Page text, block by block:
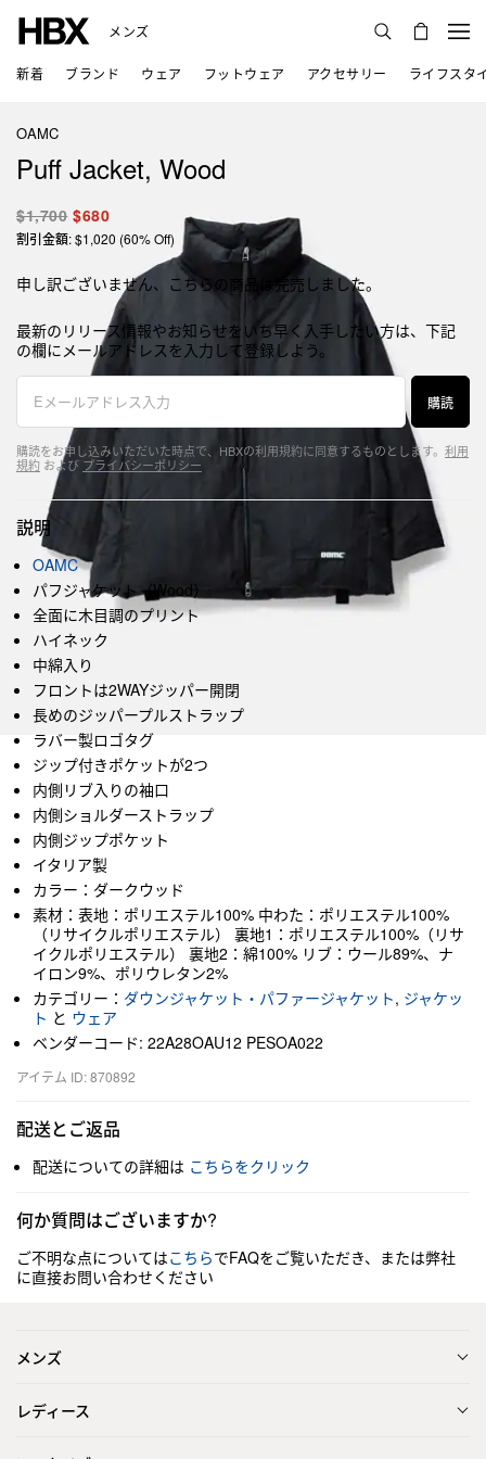
メンズ
新着 ブランド ウェア フットウェア アクセサリー ライフスタ
OAMC
Puff Jacket, Wood
$1,700 $680
割引金額: $1,020 (60% Off)
申し訳ございません、こちらの商品は完売しました。
最新のリリース情報やお知らせをいち早く入手したい方は、下記
の欄にメールアドレスを入力して登録しよう。
購読
購読をお申し込みいただいた時点で、HBXの利用規約に同意するものとします。 利用
規約 および プライバシーポリシー
説明
OAMC
パフジャケット（Wood）
全面に木目調のプリント
ハイネック
中綿入り
フロントは2WAYジッパー開閉
長めのジッパープルストラップ
ラバー製ロゴタグ
ジップ付きポケットが2つ
内側リブ入りの袖口
内側ショルダーストラップ
内側ジップポケット
イタリア製
カラー：ダークウッド
素材：表地：ポリエステル100% 中わた：ポリエステル100%
（リサイクルポリエステル） 裏地1：ポリエステル100%（リサ
イクルポリエステル） 裏地2：綿100% リブ：ウール89%、ナ
イロン9%、ポリウレタン2%
カテゴリー： ダウンジャケット・パファージャケット, ジャケッ
ト と ウェア
ベンダーコード: 22A28OAU12 PESOA022
アイテム ID: 870892
配送とご返品
配送についての詳細は こちらをクリック
何か質問はございますか?
ご不明な点についてはこちらでFAQをご覧いただき、または弊社
に直接お問い合わせください
メンズ
レディース